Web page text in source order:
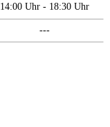
14:00 Uhr - 18:30 Uhr
---